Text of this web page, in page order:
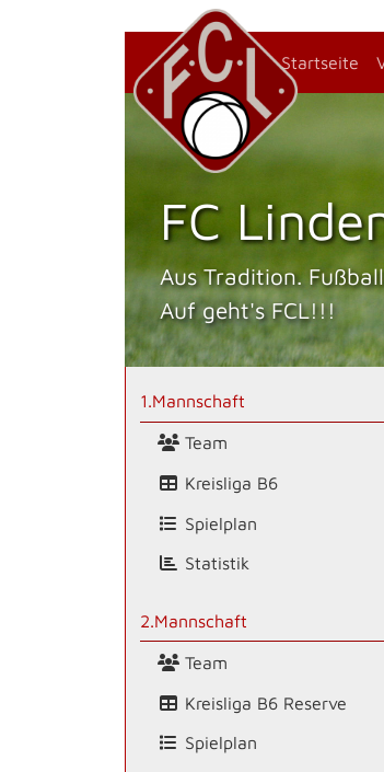
Startseite
FC
Aus Tradition.
Auf geht's FCL!!!
1.Mannschaft
Team
Kreisliga B6
Spielplan
Statistik
2.Mannschaft
Team
Kreisliga B6 Reserve
Spielplan